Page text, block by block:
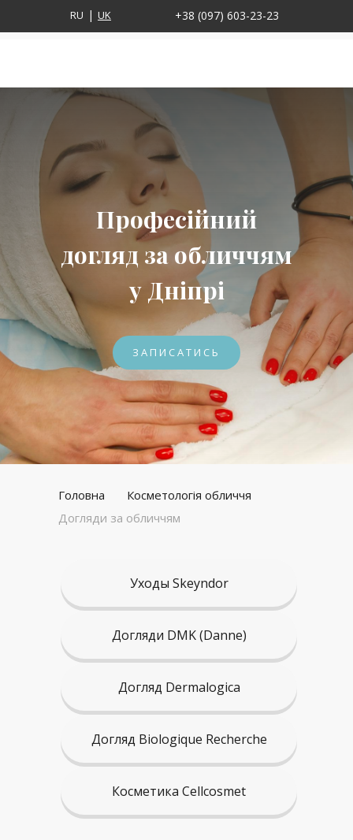
RU UK +38 (097) 603-23-23
Професійний
догляд за обличчям
у Дніпрі
ЗАПИСАТИСЬ
Головна
Косметологія обличчя
Догляди за обличчям
Уходы Skeyndor
Догляди DMK (Danne)
Догляд Dermalogica
Догляд Biologique Recherche
Косметика Cellcosmet